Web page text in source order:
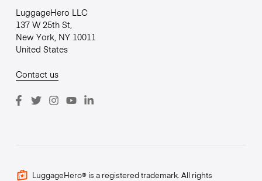
LuggageHero LLC
137 W 25th St,
New York, NY 10011
United States
Contact us
LuggageHero® is a registered trademark. All rights